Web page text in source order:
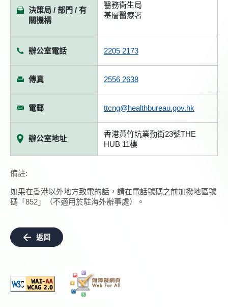
決策局 / 部門 / 有
關機構
醫務衞生局
基層醫療署
辦公室電話 2205 2173
傳真 2556 2638
電郵 ttcng@healthbureau.gov.hk
辦公室地址
香港黃竹坑業勤街23號THE
HUB 11樓
備註:
如果在香港以外地方致電的話，請在電話號碼之前加撥地區號
碼「852」（不適用於駐海外辦事處）。
返回